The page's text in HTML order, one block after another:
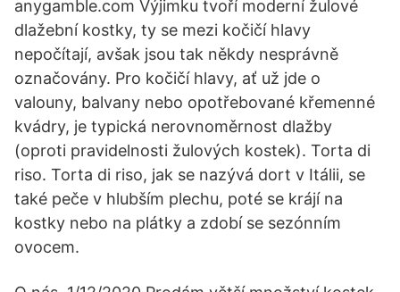
anygamble.com Výjimku tvoří moderní žulové
dlažební kostky, ty se mezi kočičí hlavy
nepočítají, avšak jsou tak někdy nesprávně
označovány. Pro kočičí hlavy, ať už jde o
valouny, balvany nebo opotřebované křemenné
kvádry, je typická nerovnoměrnost dlažby
(oproti pravidelnosti žulových kostek). Torta di
riso. Torta di riso, jak se nazývá dort v Itálii, se
také peče v hlubším plechu, poté se krájí na
kostky nebo na plátky a zdobí se sezónním
ovocem.